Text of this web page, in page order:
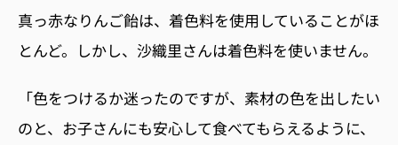
真っ赤なりんご飴は、着色料を使用していることがほ
とんど。しかし、沙織里さんは着色料を使いません。
「色をつけるか迷ったのですが、素材の色を出したい
のと、お子さんにも安心して食べてもらえるように、